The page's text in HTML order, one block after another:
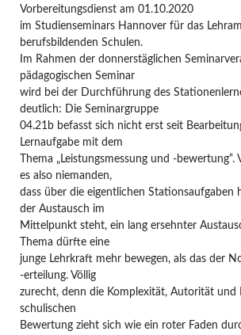
Vorbereitungsdienst am 01.10.2020
im Studienseminars Hannover für das
berufsbildenden Schulen.
Im Rahmen der donnerstäglichen
pädagogischen Seminar
wird bei der Durchführung des
deutlich: Die Seminargruppe
04.21b befasst sich nicht erst seit
Lernaufgabe mit dem
Thema „Leistungsmessung und -
es also niemanden,
dass über die eigentlichen Stationsaufgaben
der Austausch im
Mittelpunkt steht, ein lang ersehnter
Thema dürfte eine
junge Lehrkraft mehr bewegen, als das der
-erteilung. Völlig
zurecht, denn die Komplexität, Autorität und
schulischen
Bewertung zieht sich wie ein roter Faden